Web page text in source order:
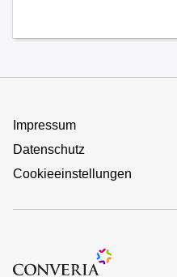
Impressum
Datenschutz
Cookieeinstellungen
Zur Website des